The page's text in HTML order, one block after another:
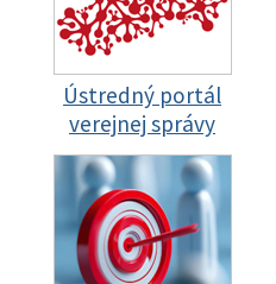
Ústredný portál
verejnej správy